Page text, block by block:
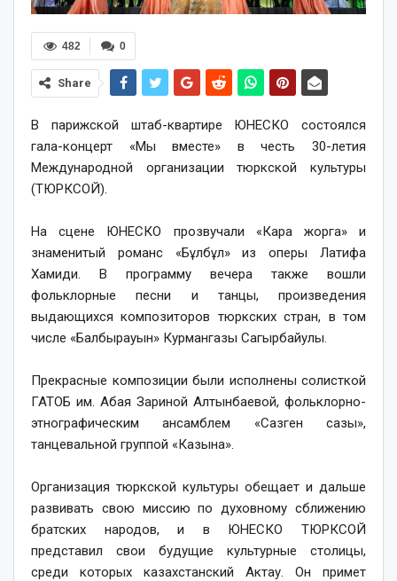
0
482
Share
В парижской штаб-квартире ЮНЕСКО состоялся
гала-концерт «Мы вместе» в честь 30-летия
Международной организации тюркской культуры
(ТЮРКСОЙ).
На сцене ЮНЕСКО прозвучали «Кара жорга» и
знаменитый романс «Бұлбұл» из оперы Латифа
Хамиди. В программу вечера также вошли
фольклорные песни и танцы, произведения
выдающихся композиторов тюркских стран, в том
числе «Балбырауын» Курмангазы Сагырбайулы.
Прекрасные композиции были исполнены солисткой
ГАТОБ им. Абая Зариной Алтынбаевой, фольклорно-
этнографическим ансамблем «Сазген сазы»,
танцевальной группой «Казына».
Организация тюркской культуры обещает и дальше
развивать свою миссию по духовному сближению
братских народов, и в ЮНЕСКО ТЮРКСОЙ
представил свои будущие культурные столицы,
среди которых казахстанский Актау. Он примет